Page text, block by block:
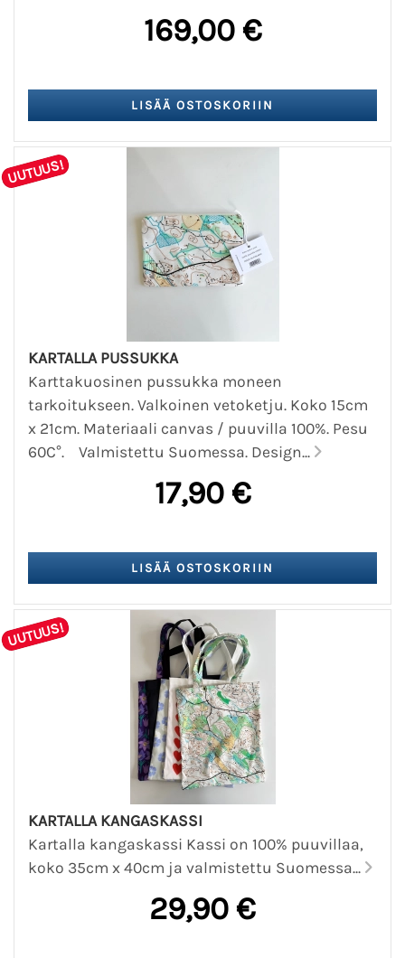
169,00 €
UUTUUS!
KARTALLA PUSSUKKA
Karttakuosinen pussukka moneen
tarkoitukseen. Valkoinen vetoketju. Koko 15cm
x 21cm. Materiaali canvas / puuvilla 100%. Pesu
60C°. Valmistettu Suomessa. Design...
17,90 €
UUTUUS!
KARTALLA KANGASKASSI
Kartalla kangaskassi Kassi on 100% puuvillaa,
koko 35cm x 40cm ja valmistettu Suomessa...
29,90 €